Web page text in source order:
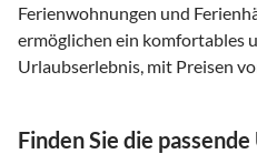
Ferienwohnungen und
ermöglichen ein komfortables
Urlaubserlebnis, mit Preisen
Finden Sie die